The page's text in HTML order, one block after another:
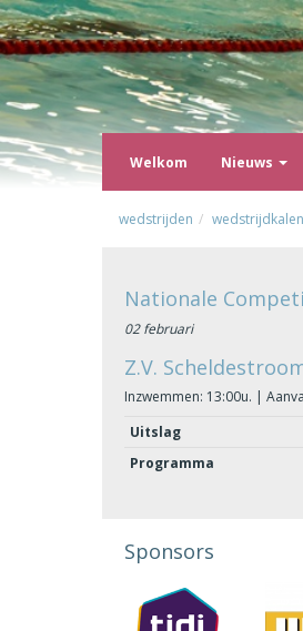
Welkom Nieuws
wedstrijden
Nationale
02 februari
Z.V.
Inzwemmen: 13:00u. |
Uitslag
Programma
Sponsors